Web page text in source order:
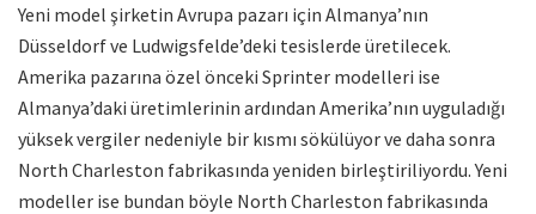
Yeni model şirketin Avrupa pazarı için Almanya’nın
Düsseldorf ve Ludwigsfelde’deki tesislerde üretilecek.
Amerika pazarına özel önceki Sprinter modelleri ise
Almanya’daki üretimlerinin ardından Amerika’nın uyguladığı
yüksek vergiler nedeniyle bir kısmı sökülüyor ve daha sonra
North Charleston fabrikasında yeniden birleştiriliyordu. Yeni
modeller ise bundan böyle North Charleston fabrikasında